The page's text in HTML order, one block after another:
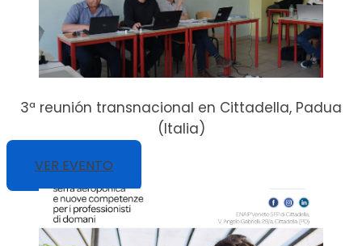
3ª reunión transnacional en Cittadella, Padua
(Italia)
VER EVENTO